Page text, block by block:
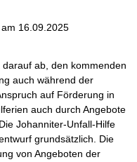
am 16.09.2025
ab, den kommenden
auch während der
auf Förderung in
auch durch Angebote
Johanniter-Unfall-Hilfe
grundsätzlich. Die
von Angeboten der